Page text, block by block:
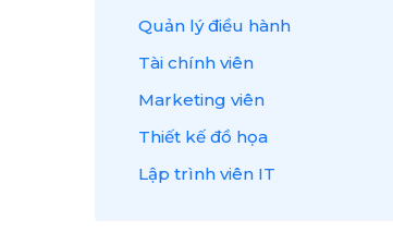
Quản lý điều hành
Tài chính viên
Marketing viên
Thiết kế đồ họa
Lập trình viên IT